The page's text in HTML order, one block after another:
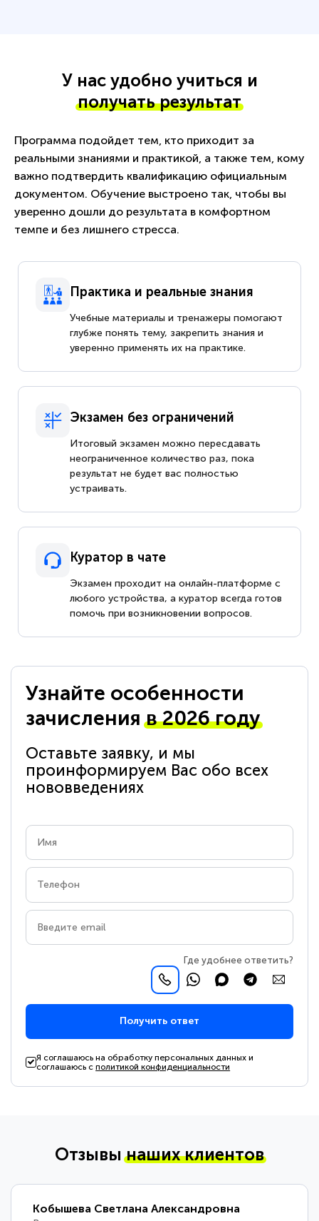
У нас удобно учиться и
получать результат
Программа подойдет тем, кто приходит за
реальными знаниями и практикой, а также тем, кому
важно подтвердить квалификацию официальным
документом. Обучение выстроено так, чтобы вы
уверенно дошли до результата в комфортном
темпе и без лишнего стресса.
Практика и реальные знания
Учебные материалы и тренажеры помогают
глубже понять тему, закрепить знания и
уверенно применять их на практике.
Экзамен без ограничений
Итоговый экзамен можно пересдавать
неограниченное количество раз, пока
результат не будет вас полностью
устраивать.
Куратор в чате
Экзамен проходит на онлайн-платформе с
любого устройства, а куратор всегда готов
помочь при возникновении вопросов.
Узнайте особенности
зачисленияв 2026 году
Оставьте заявку, и мы
проинформируем Вас обо всех
нововведениях
Где удобнее ответить?
Получить ответ
Я соглашаюсь на обработку персональных данных и
соглашаюсь сполитикой конфиденциальности
Отзывынаших клиентов
Терешкевич Алексей Игоревич